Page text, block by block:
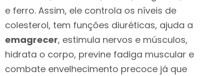
e ferro. Assim, ele controla os níveis de
colesterol, tem funções diuréticas, ajuda a
emagrecer, estimula nervos e músculos,
hidrata o corpo, previne fadiga muscular e
combate envelhecimento precoce já que